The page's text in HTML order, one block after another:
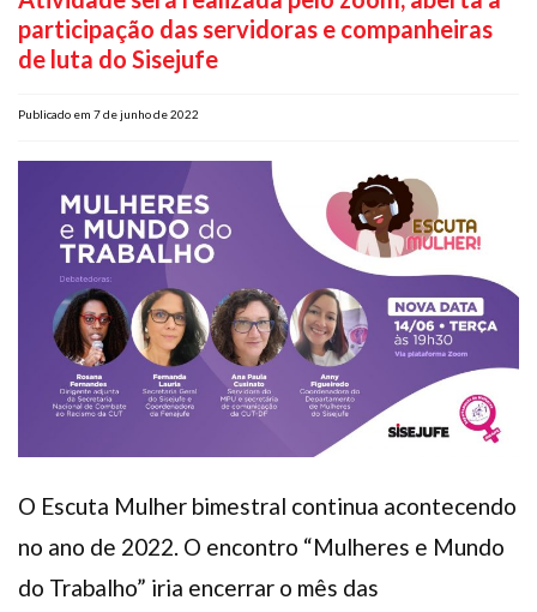
participação das servidoras e companheiras
de luta do Sisejufe
Publicado em 7 de junho de 2022
O Escuta Mulher bimestral continua acontecendo
no ano de 2022. O encontro “Mulheres e Mundo
do Trabalho” iria encerrar o mês das
Plano de Saúde
Assistência Funeral